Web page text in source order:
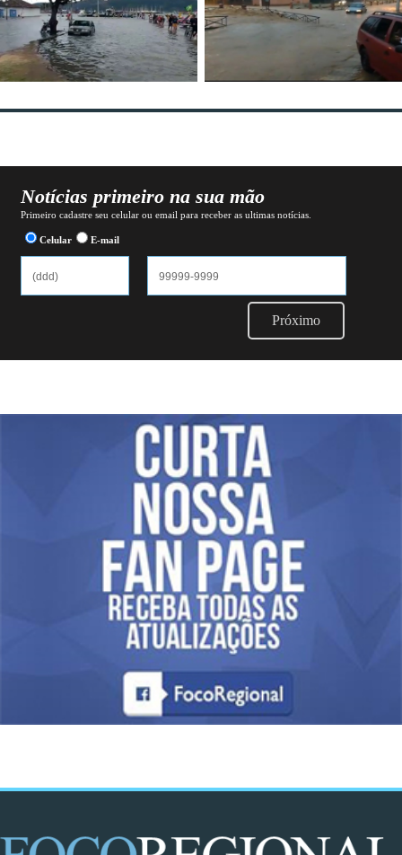
Notícias primeiro na sua mão
Primeiro cadastre seu celular ou email para receber as ultimas notícias.
Celular E-mail
Próximo